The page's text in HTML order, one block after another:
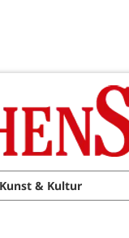
Kunst & Kultur